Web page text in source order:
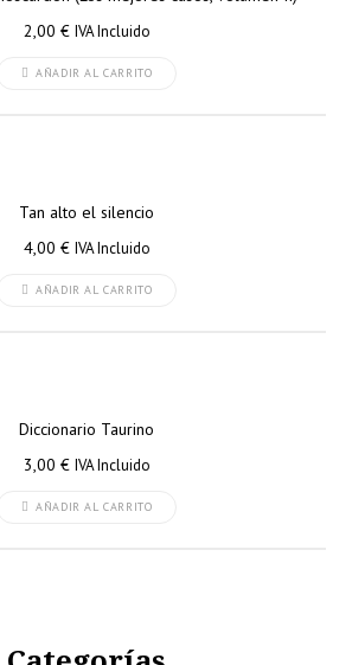
2,00 € IVA Incluido
AÑADIR AL CARRITO
Tan alto el silencio
4,00 € IVA Incluido
AÑADIR AL CARRITO
Diccionario Taurino
3,00 € IVA Incluido
AÑADIR AL CARRITO